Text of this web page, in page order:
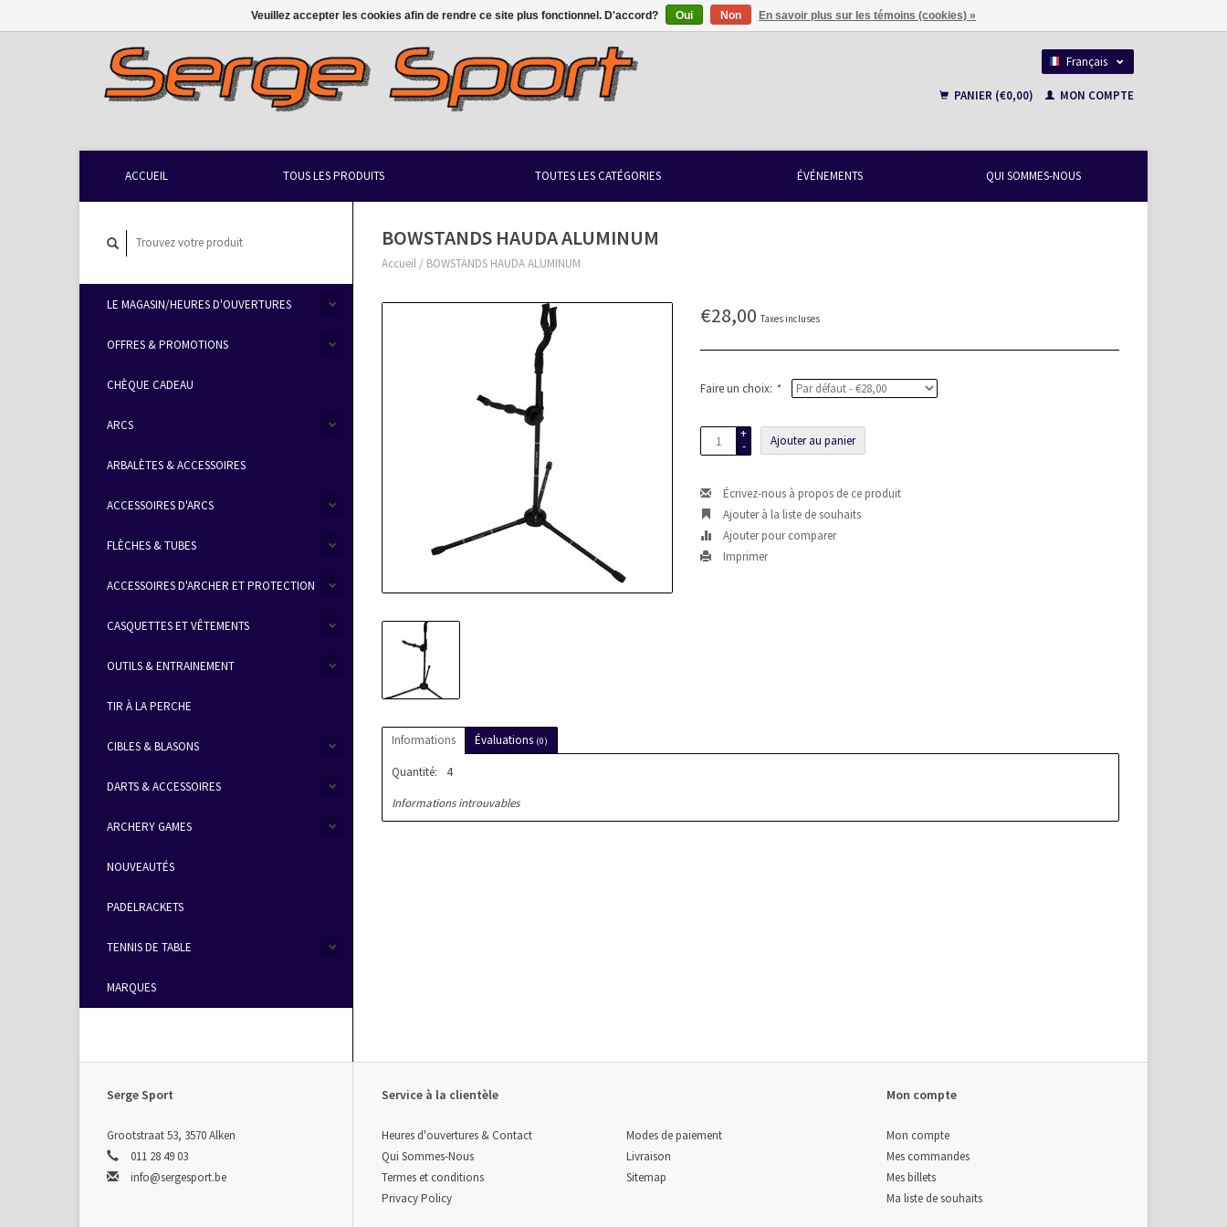
Français
PANIER (€0,00)
MON COMPTE
ACCUEIL TOUS LES PRODUITS TOUTES LES CATÉGORIES ÉVÉNEMENTS QUI SOMMES-NOUS
LE MAGASIN/HEURES D'OUVERTURES
OFFRES & PROMOTIONS
CHÈQUE CADEAU
ARCS
ARBALÈTES & ACCESSOIRES
ACCESSOIRES D'ARCS
FLÈCHES & TUBES
ACCESSOIRES D'ARCHER ET PROTECTION
CASQUETTES ET VÊTEMENTS
OUTILS & ENTRAINEMENT
TIR À LA PERCHE
CIBLES & BLASONS
DARTS & ACCESSOIRES
ARCHERY GAMES
NOUVEAUTÉS
PADELRACKETS
TENNIS DE TABLE
MARQUES
BOWSTANDS HAUDA ALUMINUM
Accueil / BOWSTANDS HAUDA ALUMINUM
€28,00Taxes incluses
Faire un choix: *
+
-
Ajouter au panier
Écrivez-nous à propos de ce produit
Ajouter à la liste de souhaits
Ajouter pour comparer
Imprimer
Informations Évaluations (0)
Quantité:
4
Informations introuvables
Serge Sport
Grootstraat 53, 3570 Alken
011 28 49 03
info@sergesport.be
Service à la clientèle
Heures d'ouvertures & Contact
Qui Sommes-Nous
Termes et conditions
Privacy Policy
Modes de paiement
Livraison
Sitemap
Mon compte
Mon compte
Mes commandes
Mes billets
Ma liste de souhaits
Veuillez accepter les cookies afin de rendre ce site plus fonctionnel. D'accord? Oui Non En savoir plus sur les témoins (cookies) »